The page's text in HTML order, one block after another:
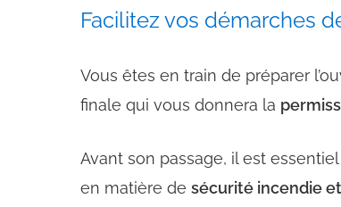
Facilitez vos démarches
Vous êtes en train de préparer
finale qui vous donnera la
Avant son passage, il est
en matière desécurité incendie